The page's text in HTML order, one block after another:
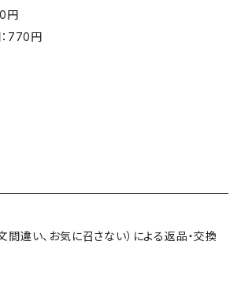
円
770円
間違い、お気に召さない）による返品・交換